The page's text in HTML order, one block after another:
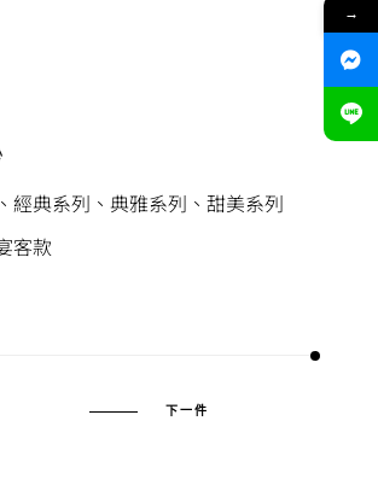
經典系列、典雅系列、甜美系列
客款
下一件
→